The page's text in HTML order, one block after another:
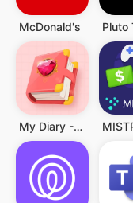
McDonald's
My Diary - Diary With Lock